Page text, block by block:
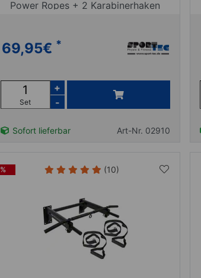
Power Ropes + 2 Karabinerhaken
69,95€ *
Set
+
-
Sofort lieferbar Art-Nr. 02910
% (10)